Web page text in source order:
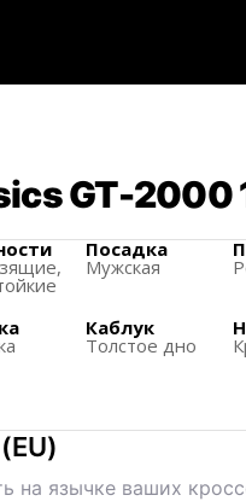
GT-2000
Посадка
Мужская
Каблук
Толстое дно
EU)
на язычке ваших